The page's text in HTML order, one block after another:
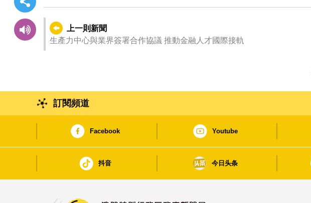
上一則新聞
生產力中心與業界簽署合作協議 推動金融人才國際接軌
訂閱頻道
Facebook Youtube
抖音 今日头条